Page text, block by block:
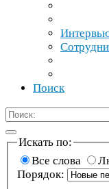
Поиск
Искать по:
Все слова
Порядок: